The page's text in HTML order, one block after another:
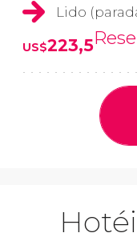
Lido
US$223,5